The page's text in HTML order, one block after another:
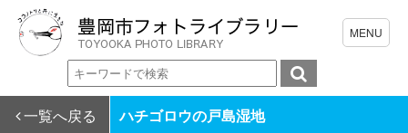
一覧へ戻る ハチゴロウの戸島湿地